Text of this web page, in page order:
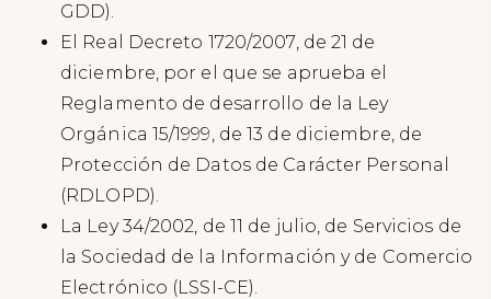
GDD).
El Real Decreto 1720/2007, de 21 de
diciembre, por el que se aprueba el
Reglamento de desarrollo de la Ley
Orgánica 15/1999, de 13 de diciembre, de
Protección de Datos de Carácter Personal
(RDLOPD).
La Ley 34/2002, de 11 de julio, de Servicios de
la Sociedad de la Información y de Comercio
Electrónico (LSSI-CE).